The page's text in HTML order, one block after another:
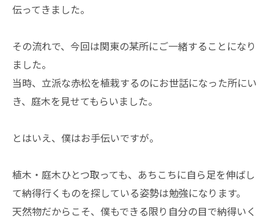
伝ってきました。
その流れで、今回は関東の某所にご一緒することになり
ました。
当時、立派な赤松を植栽するのにお世話になった所にい
き、庭木を見せてもらいました。
とはいえ、僕はお手伝いですが。
植木・庭木ひとつ取っても、あちこちに自ら足を伸ばし
て納得行くものを探している姿勢は勉強になります。
天然物だからこそ、僕もできる限り自分の目で納得いく